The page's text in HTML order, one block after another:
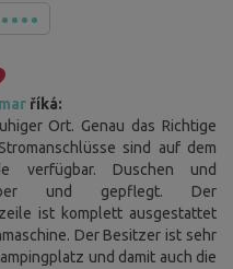
říká:
Ort. Genau das Richtige
sind auf dem
verfügbar. Duschen und
und gepflegt. Der
ist komplett ausgestattet
Der Besitzer ist sehr
und damit auch die